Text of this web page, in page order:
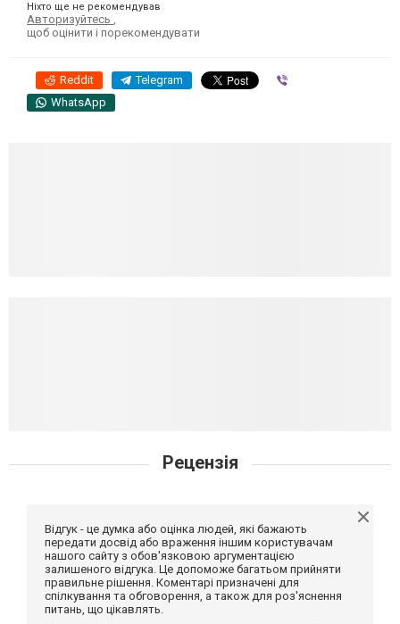
Ніхто ще не рекомендував
Авторизуйтесь ,
щоб оцінити і порекомендувати
Reddit Telegram
WhatsApp
Рецензія
Відгук - це думка або оцінка людей, які бажають
передати досвід або враження іншим користувачам
нашого сайту з обов'язковою аргументацією
залишеного відгука. Це допоможе багатьом прийняти
правильне рішення. Коментарі призначені для
спілкування та обговорення, а також для роз'яснення
питань, що цікавлять.